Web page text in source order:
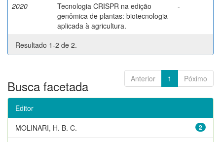
2020
Tecnologia CRISPR na edição
genômica de plantas: biotecnologia
aplicada à agricultura.
-
Resultado 1-2 de 2.
Anterior 1 Póximo
Busca facetada
Editor
2
MOLINARI, H. B. C.